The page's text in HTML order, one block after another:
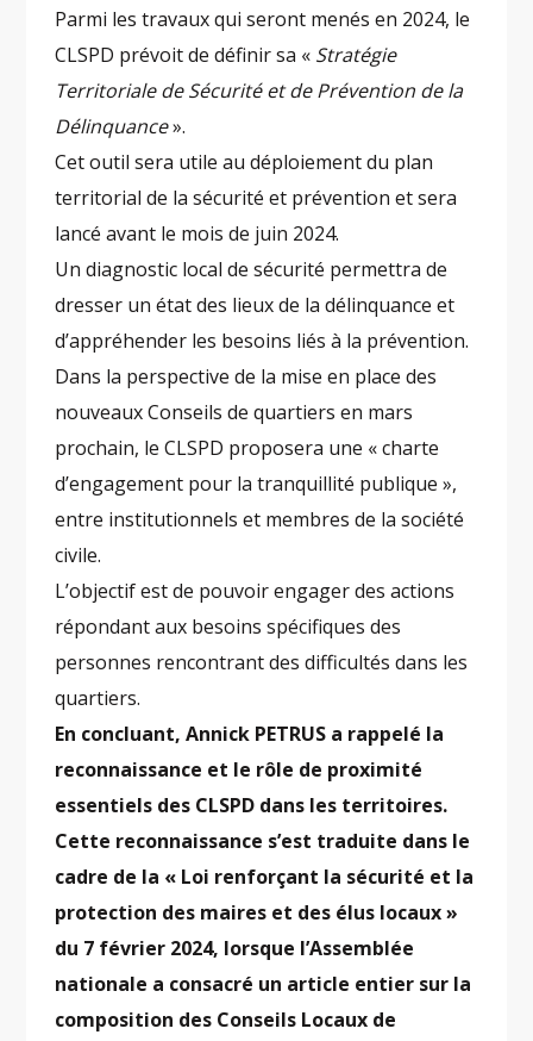
Parmi les travaux qui seront menés en 2024, le
CLSPD prévoit de définir sa « Stratégie
Territoriale de Sécurité et de Prévention de la
Délinquance».
Cet outil sera utile au déploiement du plan
territorial de la sécurité et prévention et sera
lancé avant le mois de juin 2024.
Un diagnostic local de sécurité permettra de
dresser un état des lieux de la délinquance et
d’appréhender les besoins liés à la prévention.
Dans la perspective de la mise en place des
nouveaux Conseils de quartiers en mars
prochain, le CLSPD proposera une « charte
d’engagement pour la tranquillité publique »,
entre institutionnels et membres de la société
civile.
L’objectif est de pouvoir engager des actions
répondant aux besoins spécifiques des
personnes rencontrant des difficultés dans les
quartiers.
En concluant, Annick PETRUS a rappelé la
reconnaissance et le rôle de proximité
essentiels des CLSPD dans les territoires.
Cette reconnaissance s’est traduite dans le
cadre de la « Loi renforçant la sécurité et la
protection des maires et des élus locaux »
du 7 février 2024, lorsque l’Assemblée
nationale a consacré un article entier sur la
composition des Conseils Locaux de